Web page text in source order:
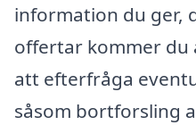
information du ger,
offertar kommer du
att efterfråga
såsom bortforsling